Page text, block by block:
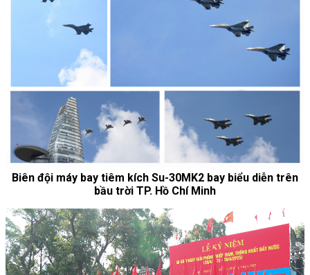
Biên đội máy bay tiêm kích Su-30MK2 bay biểu diễn trên
bầu trời TP. Hồ Chí Minh